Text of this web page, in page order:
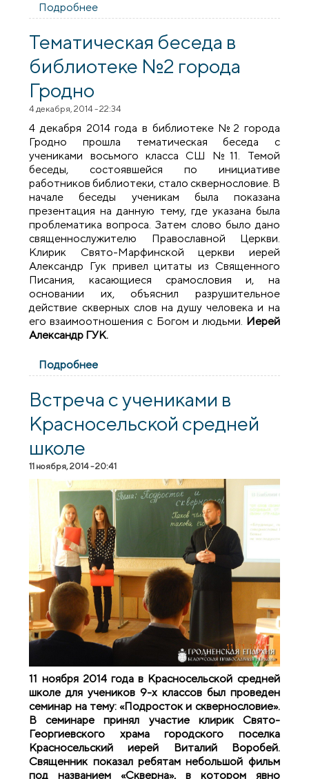
Подробнее
состоялась встреча школьников со
священником
Тематическая беседа в
библиотеке №2 города
Гродно
4 декабря, 2014 - 22:34
4 декабря 2014 года в библиотеке №2 города
Гродно прошла тематическая беседа с
учениками восьмого класса СШ №11. Темой
беседы, состоявшейся по инициативе
работников библиотеки, стало сквернословие. В
начале беседы ученикам была показана
презентация на данную тему, где указана была
проблематика вопроса. Затем слово было дано
священнослужителю Православной Церкви.
Клирик Свято-Марфинской церкви иерей
Александр Гук привел цитаты из Священного
Писания, касающиеся срамословия и, на
основании их, объяснил разрушительное
действие скверных слов на душу человека и на
его взаимоотношения с Богом и людьми. Иерей
Александр ГУК.
Подробнее
города Гродно
Встреча с учениками в
Красносельской средней
школе
11 ноября, 2014 - 20:41
11 ноября 2014 года в Красносельской средней
школе для учеников 9-х классов был проведен
семинар на тему: «Подросток и сквернословие».
В семинаре принял участие клирик Свято-
Георгиевского храма городского поселка
Красносельский иерей Виталий Воробей.
Священник показал ребятам небольшой фильм
под названием «Скверна», в котором явно